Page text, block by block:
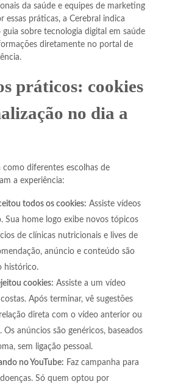
da saúde e equipes de marketing
essas práticas, a Cerebral indica
sobre tecnologia digital em saúde
diretamente no portal de
práticos: cookies
no dia a
como diferentes escolhas de
a experiência:
todos os cookies: Assiste vídeos
Sua home logo exibe novos tópicos
de clínicas nutricionais e lives de
anúncio e conteúdo são
histórico.
cookies: Assiste a um vídeo
Após terminar, vê sugestões
direta com o vídeo anterior ou
Os anúncios são genéricos, baseados
sem ligação pessoal.
no YouTube: Faz campanha para
Só quem optou por